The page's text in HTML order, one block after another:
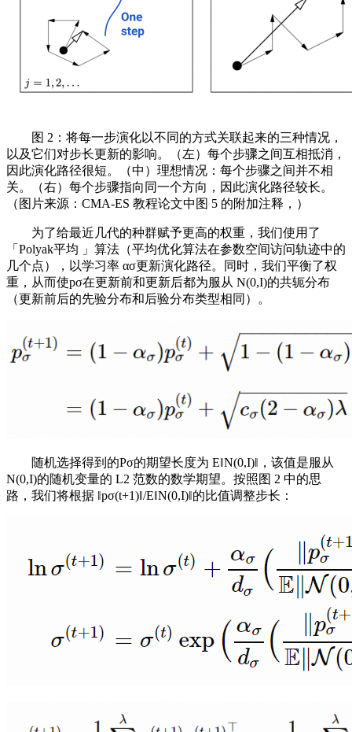
图 2：将每一步演化以不同的方式关联起来的三种情况，
以及它们对步长更新的影响。（左）每个步骤之间互相抵消，
因此演化路径很短。（中）理想情况：每个步骤之间并不相
关。（右）每个步骤指向同一个方向，因此演化路径较长。
（图片来源：CMA-ES 教程论文中图 5 的附加注释，）
为了给最近几代的种群赋予更高的权重，我们使用了
「Polyak平均 」算法（平均优化算法在参数空间访问轨迹中的
几个点），以学习率 ασ更新演化路径。同时，我们平衡了权
重，从而使pσ在更新前和更新后都为服从 N(0,I)的共轭分布
（更新前后的先验分布和后验分布类型相同）。
随机选择得到的Pσ的期望长度为 E‖N(0,I)‖，该值是服从
N(0,I)的随机变量的 L2 范数的数学期望。按照图 2 中的思
路，我们将根据 ‖pσ(t+1)‖/E‖N(0,I)‖的比值调整步长：